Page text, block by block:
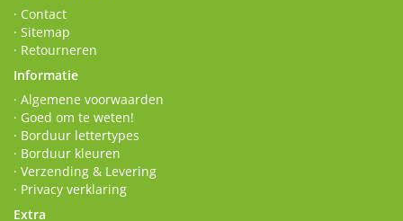
· Contact
· Sitemap
· Retourneren
Informatie
· Algemene voorwaarden
· Goed om te weten!
· Borduur lettertypes
· Borduur kleuren
· Verzending & Levering
· Privacy verklaring
Extra